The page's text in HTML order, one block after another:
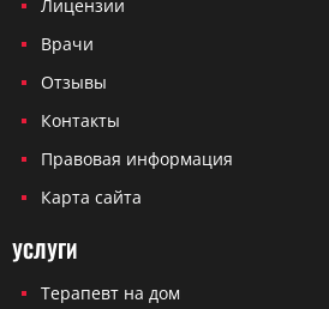
Лицензии
Врачи
Отзывы
Контакты
Правовая информация
Карта сайта
УСЛУГИ
Терапевт на дом